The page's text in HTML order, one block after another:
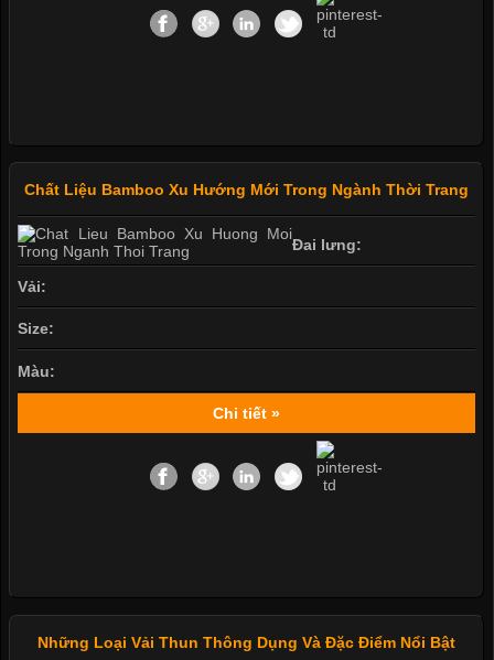
Chất Liệu Bamboo Xu Hướng Mới Trong Ngành Thời Trang
Đai lưng:
Vải:
Size:
Màu:
Chi tiết »
Những Loại Vải Thun Thông Dụng Và Đặc Điểm Nổi Bật